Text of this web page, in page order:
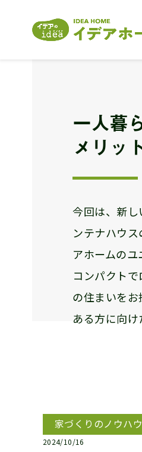
一人暮
メリッ
今回は、新
ンテナハウ
アホームのユ
コンパクト
の住まいを
ある方に向け
家づくりのノウハウ
2024/10/16